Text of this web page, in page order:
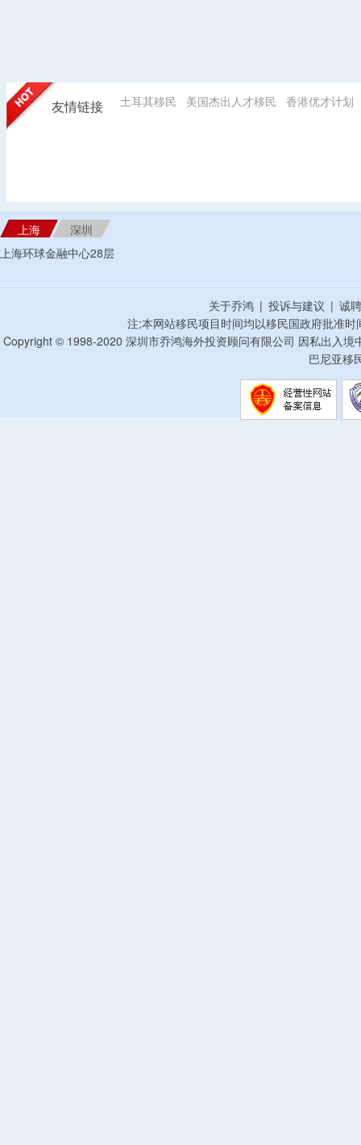
友情链接 土耳其移民 美国杰出人才移民 香港优才计划
上海
深圳
上海环球金融中心28层
关于乔鸿 | 投诉与建议 | 诚
注;本网站移民项目时间均以移民国政府批准
Copyright © 1998-2020 深圳市乔鸿海外投资顾问有限公司 因私出入
巴尼亚移